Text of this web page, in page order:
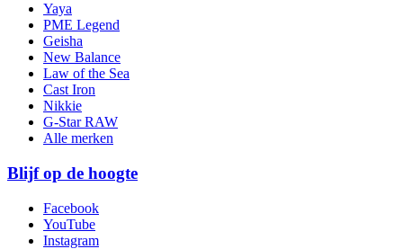
Yaya
PME Legend
Geisha
New Balance
Law of the Sea
Cast Iron
Nikkie
G-Star RAW
Alle merken
Blijf op de hoogte
Facebook
YouTube
Instagram